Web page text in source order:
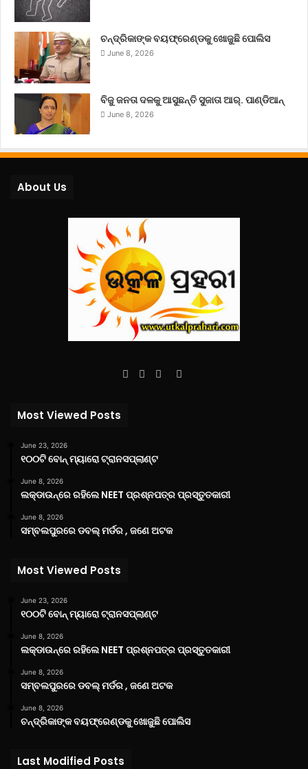
ଚନ୍ଦ୍ରିକାଙ୍କ ବୟଫ୍ରେଣ୍ଡକୁ ଖୋଜୁଛି ପୋଲିସ
June 8, 2026
ବିଜୁ ଜନତା ଦଳକୁ ଆସୁଛନ୍ତି ସୁଜାତା ଆର୍‌. ପାଣ୍ଡିଆନ୍
June 8, 2026
About Us
Facebook
TwitterYouTube
Instagram
Most Viewed Posts
June 23, 2026
୧୦୦ଟି ବୋନ୍ ମ୍ୟାରୋ ଟ୍ରାନସପ୍ଲାଣ୍ଟ
June 8, 2026
ଲକ୍‌ଡାଉନ୍‌ରେ ରହିଲେ NEET ପ୍ରଶ୍ନପତ୍ର ପ୍ରସ୍ତୁତକାରୀ
June 8, 2026
ସମ୍ବଲପୁରରେ ଡବଲ୍ ମର୍ଡର , ଜଣେ ଅଟକ
Most Viewed Posts
June 23, 2026
୧୦୦ଟି ବୋନ୍ ମ୍ୟାରୋ ଟ୍ରାନସପ୍ଲାଣ୍ଟ
June 8, 2026
ଲକ୍‌ଡାଉନ୍‌ରେ ରହିଲେ NEET ପ୍ରଶ୍ନପତ୍ର ପ୍ରସ୍ତୁତକାରୀ
June 8, 2026
ସମ୍ବଲପୁରରେ ଡବଲ୍ ମର୍ଡର , ଜଣେ ଅଟକ
June 8, 2026
ଚନ୍ଦ୍ରିକାଙ୍କ ବୟଫ୍ରେଣ୍ଡକୁ ଖୋଜୁଛି ପୋଲିସ
Last Modified Posts